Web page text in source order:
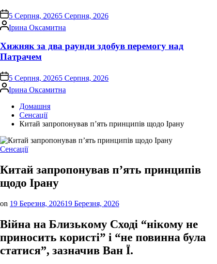
on 5 Серпня, 20265 Серпня, 2026
Опубліковано
Ірина Оксамитна
Хижняк за два раунди здобув перемогу над
Патрачем
on 5 Серпня, 20265 Серпня, 2026
Опубліковано
Ірина Оксамитна
Домашня
Сенсації
Китай запропонував п’ять принципів щодо Ірану
Опублікувати
Сенсації
Китай запропонував п’ять принципів
щодо Ірану
on 19 Березня, 202619 Березня, 2026
Війна на Близькому Сході “нікому не
приносить користі” і “не повинна була
статися”, зазначив Ван Ї.